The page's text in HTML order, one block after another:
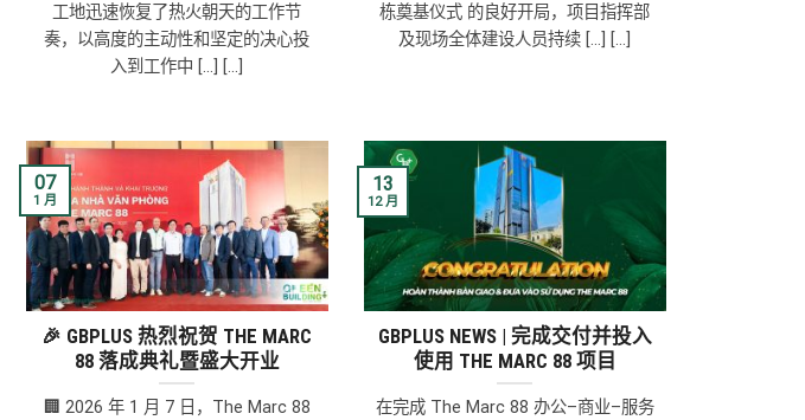
工地迅速恢复了热火朝天的工作节
奏，以高度的主动性和坚定的决心投
入到工作中 [...] [...]
栋奠基仪式 的良好开局，项目指挥部
及现场全体建设人员持续 [...] [...]
🎉 GBPLUS 热烈祝贺 THE MARC
88 落成典礼暨盛大开业
🏢 2026 年 1 月 7 日，The Marc 88
07
1 月
GBPLUS NEWS | 完成交付并投入
使用 THE MARC 88 项目
在完成 The Marc 88 办公–商业–服务
13
12 月